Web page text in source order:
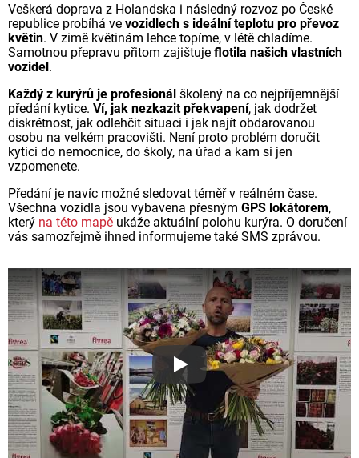
Veškerá doprava z Holandska i následný rozvoz po České
republice probíhá ve vozidlech s ideální teplotu pro převoz
květin. V zimě květinám lehce topíme, v létě chladíme.
Samotnou přepravu přitom zajištuje flotila našich vlastních
vozidel.
Každý z kurýrů je profesionál školený na co nejpříjemnější
předání kytice. Ví, jak nezkazit překvapení, jak dodržet
diskrétnost, jak odlehčit situaci i jak najít obdarovanou
osobu na velkém pracovišti. Není proto problém doručit
kytici do nemocnice, do školy, na úřad a kam si jen
vzpomenete.
Předání je navíc možné sledovat téměř v reálném čase.
Všechna vozidla jsou vybavena přesným GPS lokátorem,
který na této mapě ukáže aktuální polohu kurýra. O doručení
vás samozřejmě ihned informujeme také SMS zprávou.
Proč jsou květiny z Florea